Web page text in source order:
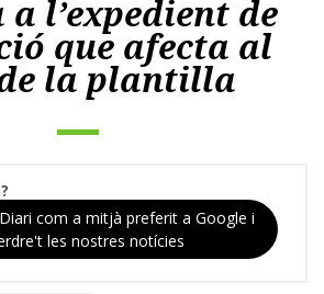
a l’expedient de
que afecta al
la plantilla
com a mitjà preferit a Google i
les nostres notícies